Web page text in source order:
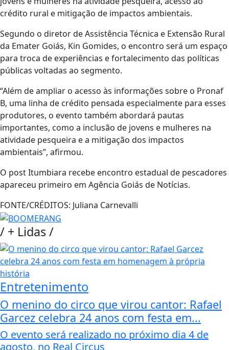
crédito rural e mitigação de impactos ambientais.
Segundo o diretor de Assistência Técnica e Extensão Rural
da Emater Goiás, Kin Gomides, o encontro será um espaço
para troca de experiências e fortalecimento das políticas
públicas voltadas ao segmento.
“Além de ampliar o acesso às informações sobre o Pronaf
B, uma linha de crédito pensada especialmente para esses
produtores, o evento também abordará pautas
importantes, como a inclusão de jovens e mulheres na
atividade pesqueira e a mitigação dos impactos
ambientais”, afirmou.
O post Itumbiara recebe encontro estadual de pescadores
apareceu primeiro em Agência Goiás de Notícias.
FONTE/CRÉDITOS: Juliana Carnevalli
/ + Lidas/
Entretenimento
O menino do circo que virou cantor: Rafael
Garcez celebra 24 anos com festa em...
O evento será realizado no próximo dia 4 de
agosto, no Real Circus